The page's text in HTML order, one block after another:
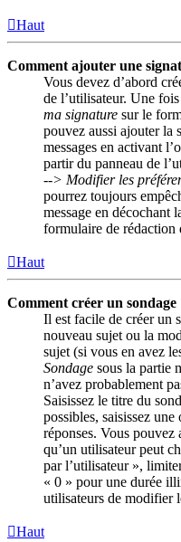
Haut
Comment ajouter une
Vous devez d’abord
de l’utilisateur. Une
ma signature sur le
pouvez aussi ajouter la
messages en activant
partir du panneau de
--> Modifier les
pourrez toujours
message en décochant
formulaire de rédaction
Haut
Comment créer un sondage
Il est facile de créer un
nouveau sujet ou la
sujet (si vous en avez
Sondage sous la partie
n’avez probablement
Saisissez le titre du
possibles, saisissez
réponses. Vous pouvez
qu’un utilisateur peut
par l’utilisateur »,
« 0 » pour une durée
utilisateurs de modifier
Haut